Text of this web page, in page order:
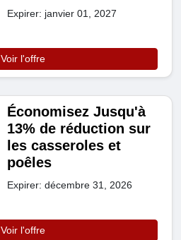
Expirer: janvier 01, 2027
Voir l'offre
Économisez Jusqu'à
13% de réduction sur
les casseroles et
poêles
Expirer: décembre 31, 2026
Voir l'offre